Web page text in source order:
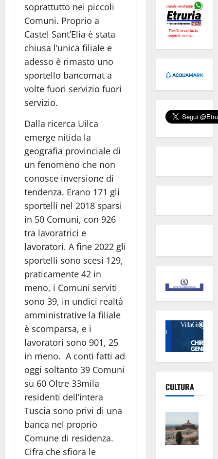
soprattutto nei piccoli
Comuni. Proprio a
Castel Sant’Elia è stata
chiusa l’unica filiale e
adesso è rimasto uno
sportello bancomat a
volte fuori servizio fuori
servizio.
Dalla ricerca Uilca
emerge nitida la
geografia provinciale di
un fenomeno che non
conosce inversione di
tendenza. Erano 171 gli
sportelli nel 2018 sparsi
in 50 Comuni, con 926
tra lavoratrici e
lavoratori. A fine 2022 gli
sportelli sono scesi 129,
praticamente 42 in
meno, i Comuni serviti
sono 39, in undici realtà
amministrative la filiale
è scomparsa, e i
lavoratori sono 901, 25
in meno. A conti fatti ad
oggi soltanto 39 Comuni
su 60 Oltre 33mila
residenti dell’intera
Tuscia sono privi di una
banca nel proprio
Comune di residenza.
Cifra che sfiora le
CULTURA